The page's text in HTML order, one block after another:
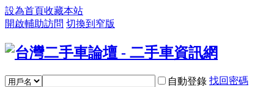
設為首頁收藏本站
開啟輔助訪問 切換到窄版
自動登錄 找回密碼